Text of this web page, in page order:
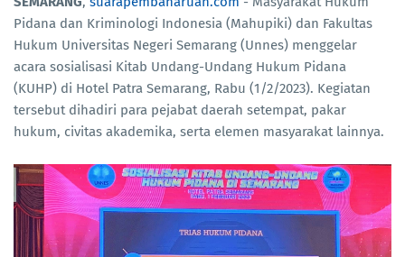
Pidana dan Kriminologi Indonesia (Mahupiki) dan Fakultas
Hukum Universitas Negeri Semarang (Unnes) menggelar
acara sosialisasi Kitab Undang-Undang Hukum Pidana
(KUHP) di Hotel Patra Semarang, Rabu (1/2/2023). Kegiatan
tersebut dihadiri para pejabat daerah setempat, pakar
hukum, civitas akademika, serta elemen masyarakat lainnya.